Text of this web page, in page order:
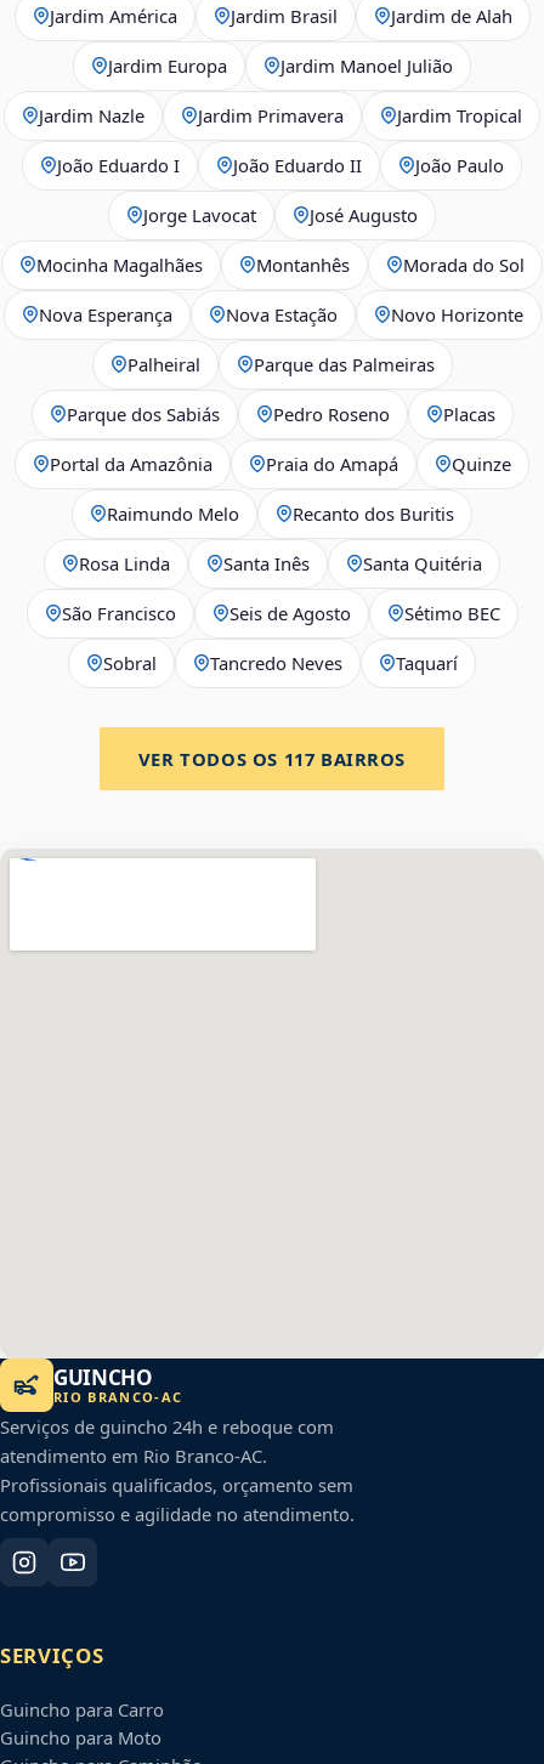
Jardim América Jardim Brasil Jardim de Alah
Jardim Europa Jardim Manoel Julião
Jardim Nazle Jardim Primavera Jardim Tropical
João Eduardo I João Eduardo II João Paulo
Jorge Lavocat José Augusto
Mocinha Magalhães Montanhês Morada do Sol
Nova Esperança Nova Estação Novo Horizonte
Palheiral Parque das Palmeiras
Parque dos Sabiás Pedro Roseno Placas
Portal da Amazônia Praia do Amapá Quinze
Raimundo Melo Recanto dos Buritis
Rosa Linda Santa Inês Santa Quitéria
São Francisco Seis de Agosto Sétimo BEC
Sobral Tancredo Neves Taquarí
VER TODOS OS 117 BAIRROS
GUINCHO
RIO BRANCO-AC
Serviços de guincho 24h e reboque com
atendimento em Rio Branco-AC.
Profissionais qualificados, orçamento sem
compromisso e agilidade no atendimento.
SERVIÇOS
Guincho para Carro
Guincho para Moto